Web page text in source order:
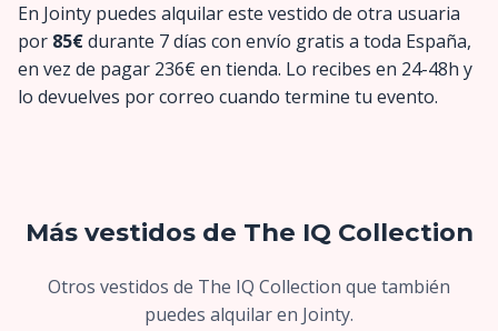
En Jointy puedes alquilar este vestido de otra usuaria
por 85€durante 7 días con envío gratis a toda España,
en vez de pagar 236€ en tienda. Lo recibes en 24-48h y
lo devuelves por correo cuando termine tu evento.
Más vestidos de The IQ Collection
Otros vestidos de The IQ Collection que también
puedes alquilar en Jointy.